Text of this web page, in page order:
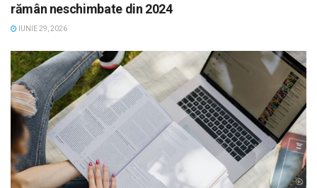
rămân neschimbate din 2024
IUNIE 29, 2026